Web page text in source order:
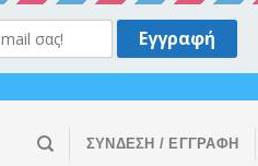
ΣΎΝΔΕΣΗ / ΕΓΓΡΑΦΉ